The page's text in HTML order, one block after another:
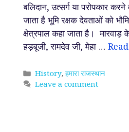
बलिदान, उत्सर्ग या परोपकार
जाता है भूमि रक्षक देवताओं को
क्षेत्रपाल कहा जाता है। मारवाड़
हड़बूजी, रामदेव जी, मेहा …
Categories
History,हमारा राजस्थान
Leave a comment